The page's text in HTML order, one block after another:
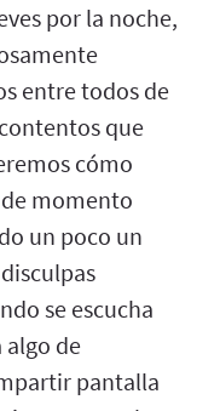
por la noche,
entre todos de
que
cómo
momento
un poco un
se escucha
de
pantalla